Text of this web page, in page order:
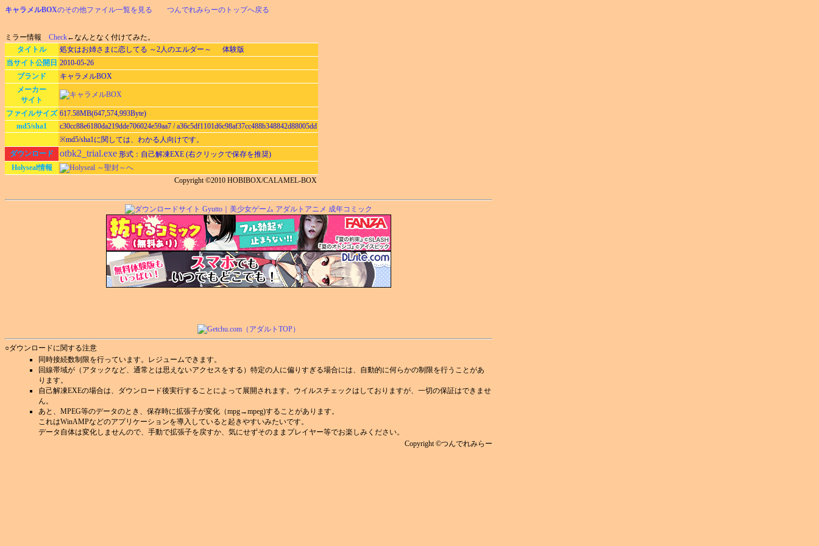
キャラメルBOXのその他ファイル一覧を見る つんでれみらーのトップへ戻る
ミラー情報 Check←なんとなく付けてみた。
タイトル
処女はお姉さまに恋してる ～2人のエルダー～ 体験版
当サイト公開日 2010-05-26
ブランド
キャラメルBOX
メーカー
サイト
ファイルサイズ 617.58MB(647,574,993Byte)
md5/sha1
c30cc88e6180da219dde706024e59aa7 / a36c5df1101d6c98af37cc488b348842d88005dd
※md5/sha1に関しては、わかる人向けです。
ダウンロード
otbk2_trial.exe 形式：自己解凍EXE (右クリックで保存を推奨)
Holyseal情報
Holyseal ～聖封～へ
Copyright ©2010 HOBIBOX/CALAMEL-BOX
○ダウンロードに関する注意
同時接続数制限を行っています。レジュームできます。
回線帯域が（アタックなど、通常とは思えないアクセスをする）特定の人に偏りすぎる場合には、自動的に何らかの制限を行うことがあ
ります。
自己解凍EXEの場合は、ダウンロード後実行することによって展開されます。ウイルスチェックはしておりますが、一切の保証はできませ
ん。
あと、MPEG等のデータのとき、保存時に拡張子が変化（mpg→mpeg)することがあります。
これはWinAMPなどのアプリケーションを導入していると起きやすいみたいです。
データ自体は変化しませんので、手動で拡張子を戻すか、気にせずそのままプレイヤー等でお楽しみください。
Copyright ©つんでれみらー